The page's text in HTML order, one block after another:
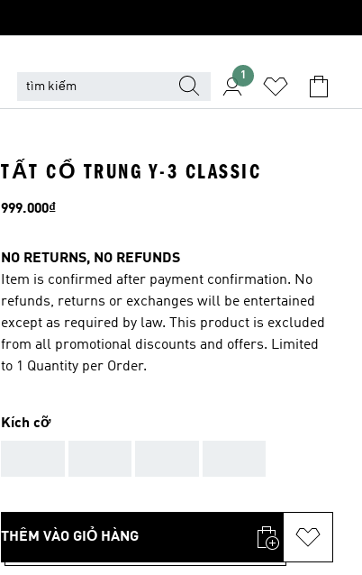
1
TẤT CỔ TRUNG Y-3 CLASSIC
Giá
999.000₫
NO RETURNS, NO REFUNDS
Item is confirmed after payment confirmation. No
refunds, returns or exchanges will be entertained
except as required by law. This product is excluded
from all promotional discounts and offers. Limited
to 1 Quantity per Order.
Kích cỡ
THÊM VÀO GIỎ HÀNG